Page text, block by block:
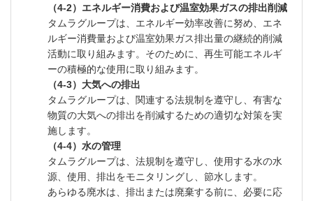
（4-2）エネルギー消費および温室効果ガスの排出削減
タムラグループは、エネルギー効率改善に努め、エネ
ルギー消費量および温室効果ガス排出量の継続的削減
活動に取り組みます。そのために、再生可能エネルギ
ーの積極的な使用に取り組みます。
（4-3）大気への排出
タムラグループは、関連する法規制を遵守し、有害な
物質の大気への排出を削減するための適切な対策を実
施します。
（4-4）水の管理
タムラグループは、法規制を遵守し、使用する水の水
源、使用、排出をモニタリングし、節水します。
あらゆる廃水は、排出または廃棄する前に、必要に応